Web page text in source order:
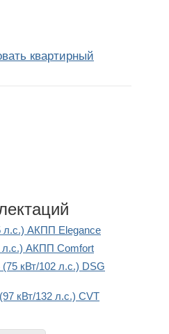
квартирный
л.с.) АКПП Elegance
л.с.) АКПП Comfort
кВт/102 л.с.) DSG
кВт/132 л.с.) CVT